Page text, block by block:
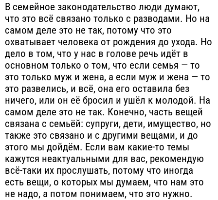
В семейное законодательство люди думают,
что это всё связано только с разводами. Но на
самом деле это не так, потому что это
охватывает человека от рождения до ухода. Но
дело в том, что у нас в голове речь идёт в
основном только о том, что если семья — то
это только муж и жена, а если муж и жена — то
это развелись, и всё, она его оставила без
ничего, или он её бросил и ушёл к молодой. На
самом деле это не так. Конечно, часть вещей
связана с семьёй: супруги, дети, имущество, но
также это связано и с другими вещами, и до
этого мы дойдём. Если вам какие-то темы
кажутся неактуальными для вас, рекомендую
всё-таки их прослушать, потому что иногда
есть вещи, о которых мы думаем, что нам это
не надо, а потом понимаем, что это нужно.